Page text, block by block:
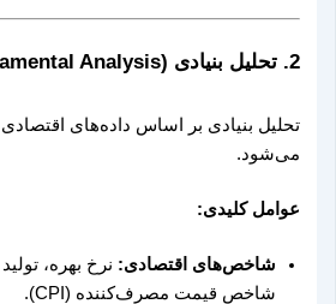
2. تحلیل بنیادی (Fundamental Analysis)
تحلیل بنیادی بر اساس داده‌های اقتصادی
می‌شود.
عوامل کلیدی:
شاخص‌های اقتصادی:
شاخص قیمت مصرف‌کننده (CPI).